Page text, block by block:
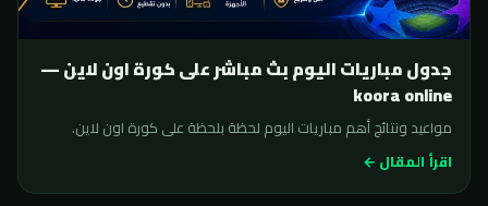
جدول مباريات اليوم بث مباشر على كورة اون لاين —
koora online
مواعيد ونتائج أهم مباريات اليوم لحظة بلحظة على كورة اون لاين.
اقرأ المقال ←